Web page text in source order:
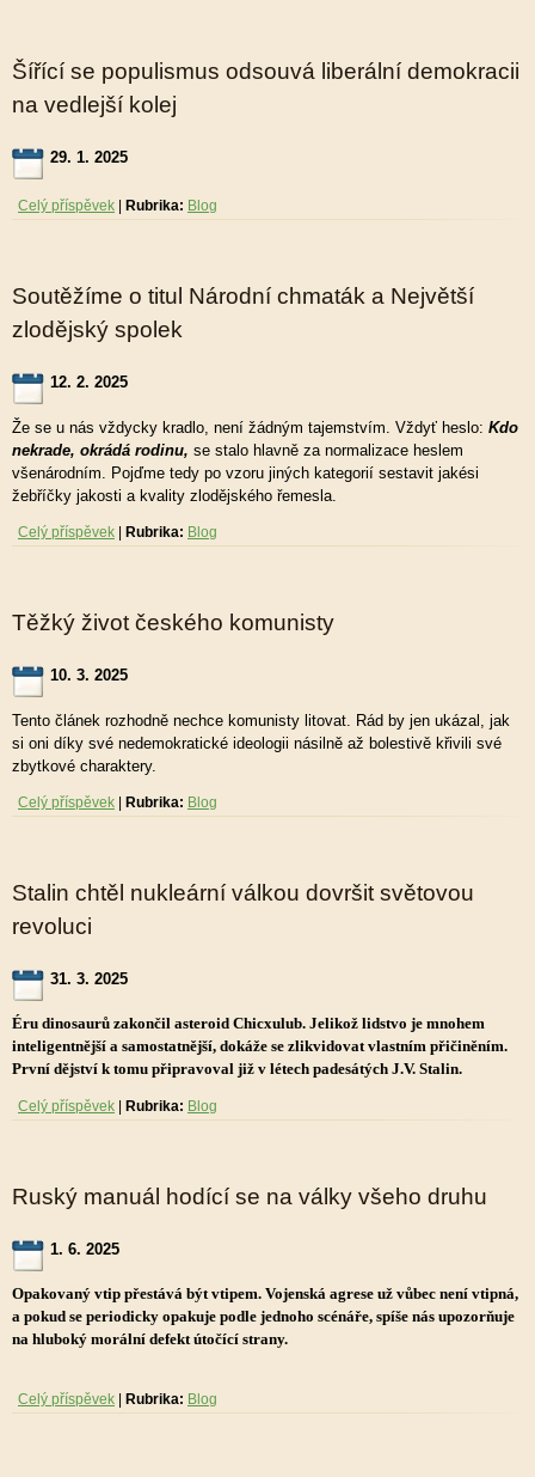
Šířící se populismus odsouvá liberální demokracii
na vedlejší kolej
29. 1. 2025
Celý příspěvek Rubrika: Blog
Soutěžíme o titul Národní chmaták a Největší
zlodějský spolek
12. 2. 2025
Že se u nás vždycky kradlo, není žádným tajemstvím. Vždyť heslo: Kdo
nekrade, okrádá rodinu, se stalo hlavně za normalizace heslem
všenárodním. Pojďme tedy po vzoru jiných kategorií sestavit jakési
žebříčky jakosti a kvality zlodějského řemesla.
Celý příspěvek Rubrika: Blog
Těžký život českého komunisty
10. 3. 2025
Tento článek rozhodně nechce komunisty litovat. Rád by jen ukázal, jak
si oni díky své nedemokratické ideologii násilně až bolestivě křivili své
zbytkové charaktery.
Celý příspěvek Rubrika: Blog
Stalin chtěl nukleární válkou dovršit světovou
revoluci
31. 3. 2025
Éru dinosaurů zakončil asteroid Chicxulub. Jelikož lidstvo je mnohem
inteligentnější a samostatnější, dokáže se zlikvidovat vlastním přičiněním.
První dějství k tomu připravoval již v létech padesátých J.V. Stalin.
Celý příspěvek Rubrika: Blog
Ruský manuál hodící se na války všeho druhu
1. 6. 2025
Opakovaný vtip přestává být vtipem. Vojenská agrese už vůbec není vtipná,
a pokud se periodicky opakuje podle jednoho scénáře, spíše nás upozorňuje
na hluboký morální defekt útočící strany.
Celý příspěvek Rubrika: Blog